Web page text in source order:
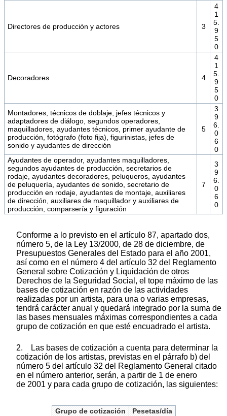
Directores de producción y actores 3
4
1
5.
9
5
0
Decoradores 4
4
1
5.
9
5
0
Montadores, técnicos de doblaje, jefes técnicos y
adaptadores de diálogo, segundos operadores,
maquilladores, ayudantes técnicos, primer ayudante de
producción, fotógrafo (foto fija), figurinistas, jefes de
sonido y ayudantes de dirección
5
3
9
6.
0
6
0
Ayudantes de operador, ayudantes maquilladores,
segundos ayudantes de producción, secretarios de
rodaje, ayudantes decoradores, peluqueros, ayudantes
de peluquería, ayudantes de sonido, secretario de
producción en rodaje, ayudantes de montaje, auxiliares
de dirección, auxiliares de maquillador y auxiliares de
producción, comparsería y figuración
7
3
9
6.
0
6
0
Conforme a lo previsto en el artículo 87, apartado dos,
número 5, de la Ley 13/2000, de 28 de diciembre, de
Presupuestos Generales del Estado para el año 2001,
así como en el número 4 del artículo 32 del Reglamento
General sobre Cotización y Liquidación de otros
Derechos de la Seguridad Social, el tope máximo de las
bases de cotización en razón de las actividades
realizadas por un artista, para una o varias empresas,
tendrá carácter anual y quedará integrado por la suma de
las bases mensuales máximas correspondientes a cada
grupo de cotización en que esté encuadrado el artista.
2. Las bases de cotización a cuenta para determinar la
cotización de los artistas, previstas en el párrafo b) del
número 5 del artículo 32 del Reglamento General citado
en el número anterior, serán, a partir de 1 de enero
de 2001 y para cada grupo de cotización, las siguientes:
Grupo de cotización
Pesetas/día